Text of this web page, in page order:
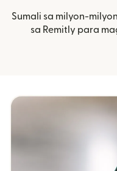
Sumali sa milyon-
sa Remitly para